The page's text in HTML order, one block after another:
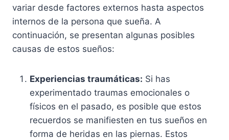
variar desde factores externos hasta aspectos
internos de la persona que sueña. A
continuación, se presentan algunas posibles
causas de estos sueños:
Experiencias traumáticas: Si has
experimentado traumas emocionales o
físicos en el pasado, es posible que estos
recuerdos se manifiesten en tus sueños en
forma de heridas en las piernas. Estos